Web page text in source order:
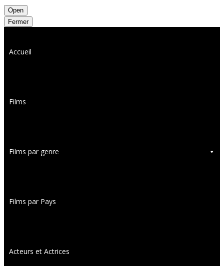
Open
Fermer
Accueil
Films
Films par genre
Films par Pays
Acteurs et Actrices